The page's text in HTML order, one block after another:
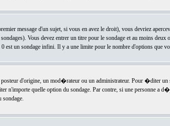
message d'un sujet, si vous en avez le droit), vous devriez
Vous devez entrer un titre pour le sondage et au moins
est un sondage infini. Il y a une limite pour le nombre d'options
d'origine, un mod�rateur ou un administrateur. Pour �diter
n'importe quelle option du sondage. Par contre, si une
sondage.